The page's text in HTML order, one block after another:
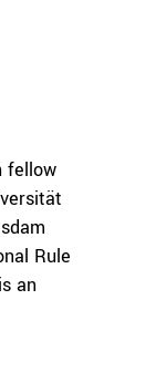
fellow
Rule
an